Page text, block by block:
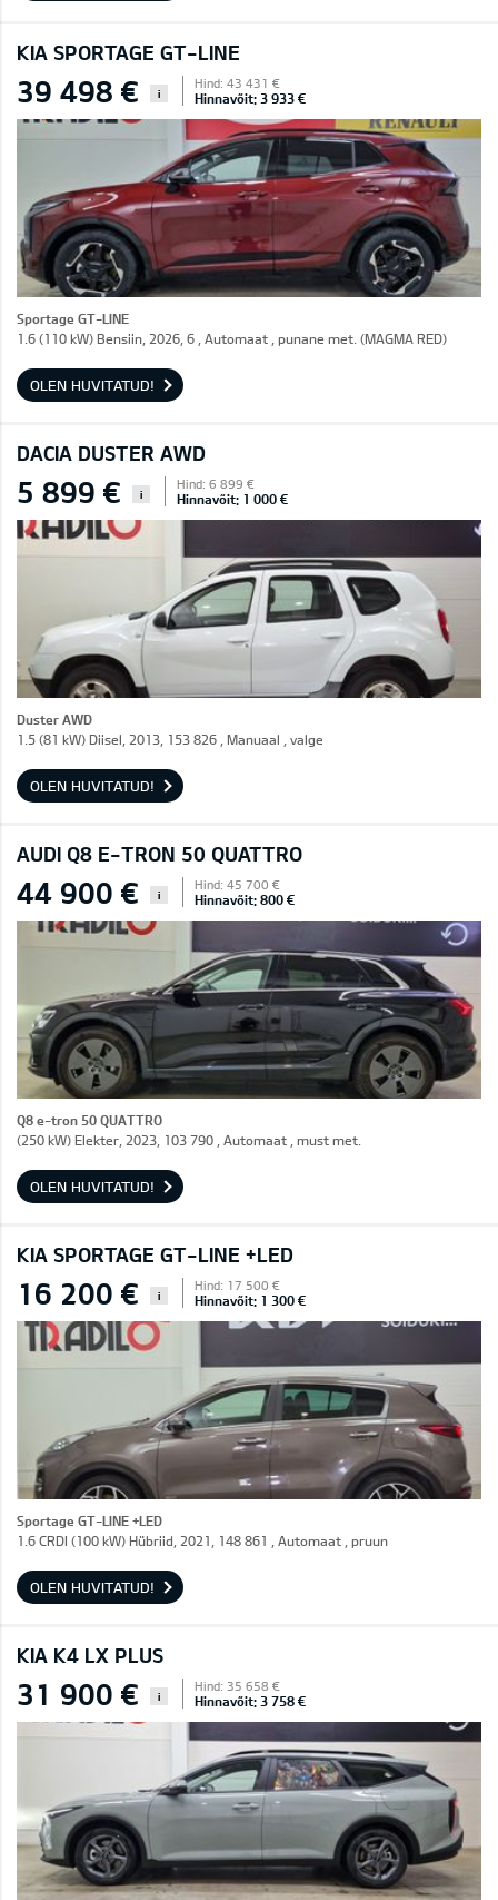
KIA SPORTAGE GT-LINE
39 498 € i
Hind: 43 431 €
Hinnavõit: 3 933 €
Sportage GT-LINE
1.6 (110 kW) Bensiin, 2026, 6 , Automaat , punane met. (MAGMA RED)
OLEN HUVITATUD!
DACIA DUSTER AWD
5 899 € i
Hind: 6 899 €
Hinnavõit: 1 000 €
Duster AWD
1.5 (81 kW) Diisel, 2013, 153 826 , Manuaal , valge
OLEN HUVITATUD!
AUDI Q8 E-TRON 50 QUATTRO
44 900 € i
Hind: 45 700 €
Hinnavõit: 800 €
Q8 e-tron 50 QUATTRO
(250 kW) Elekter, 2023, 103 790 , Automaat , must met.
OLEN HUVITATUD!
KIA SPORTAGE GT-LINE +LED
16 200 € i
Hind: 17 500 €
Hinnavõit: 1 300 €
Sportage GT-LINE +LED
1.6 CRDI (100 kW) Hübriid, 2021, 148 861 , Automaat , pruun
OLEN HUVITATUD!
KIA K4 LX PLUS
31 900 € i
Hind: 35 658 €
Hinnavõit: 3 758 €